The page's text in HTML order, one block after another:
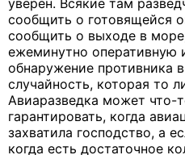
уверен. Всякие там
сообщить о готовящейся
сообщить о выходе в
ежеминутно оперативную
обнаружение противника
случайность, которая то
Авиаразведка может что-
гарантировать, когда
захватила господство, а
когда есть достаточное